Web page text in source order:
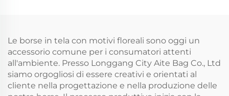
Rivestimento, Logo
Stampabile e Ideale
come Regalo
Come Regalo
Le borse in tela con motivi floreali sono oggi un
accessorio comune per i consumatori attenti
all'ambiente. Presso Longgang City Aite Bag Co., Ltd
siamo orgogliosi di essere creativi e orientati al
cliente nella progettazione e nella produzione delle